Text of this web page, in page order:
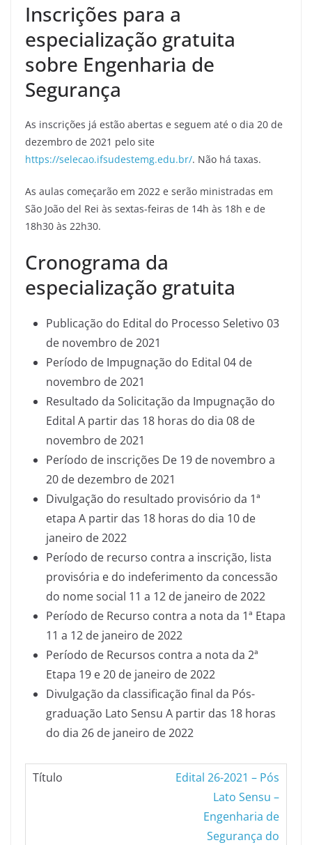
Inscrições para a
especialização gratuita
sobre Engenharia de
Segurança
As inscrições já estão abertas e seguem até o dia 20 de
dezembro de 2021 pelo site
https://selecao.ifsudestemg.edu.br/. Não há taxas.
As aulas começarão em 2022 e serão ministradas em
São João del Rei às sextas-feiras de 14h às 18h e de
18h30 às 22h30.
Cronograma da
especialização gratuita
Publicação do Edital do Processo Seletivo 03
de novembro de 2021
Período de Impugnação do Edital 04 de
novembro de 2021
Resultado da Solicitação da Impugnação do
Edital A partir das 18 horas do dia 08 de
novembro de 2021
Período de inscrições De 19 de novembro a
20 de dezembro de 2021
Divulgação do resultado provisório da 1ª
etapa A partir das 18 horas do dia 10 de
janeiro de 2022
Período de recurso contra a inscrição, lista
provisória e do indeferimento da concessão
do nome social 11 a 12 de janeiro de 2022
Período de Recurso contra a nota da 1ª Etapa
11 a 12 de janeiro de 2022
Período de Recursos contra a nota da 2ª
Etapa 19 e 20 de janeiro de 2022
Divulgação da classificação final da Pós-
graduação Lato Sensu A partir das 18 horas
do dia 26 de janeiro de 2022
Edital 26-2021 – Pós
Lato Sensu –
Engenharia de
Segurança do